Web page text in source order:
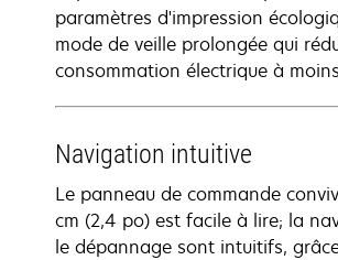
paramètres d'impression
mode de veille prolongée qui
consommation électrique à
Navigation intuitive
Le panneau de commande
cm (2,4 po) est facile à lire; la
le dépannage sont intuitifs,